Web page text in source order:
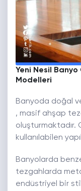
Yeni Nesil
Modelleri
Banyoda doğal
, masif ahşap
oluşturmaktadır.
kullanılabilen
Banyolarda
tezgahlarda
endüstriyel bir